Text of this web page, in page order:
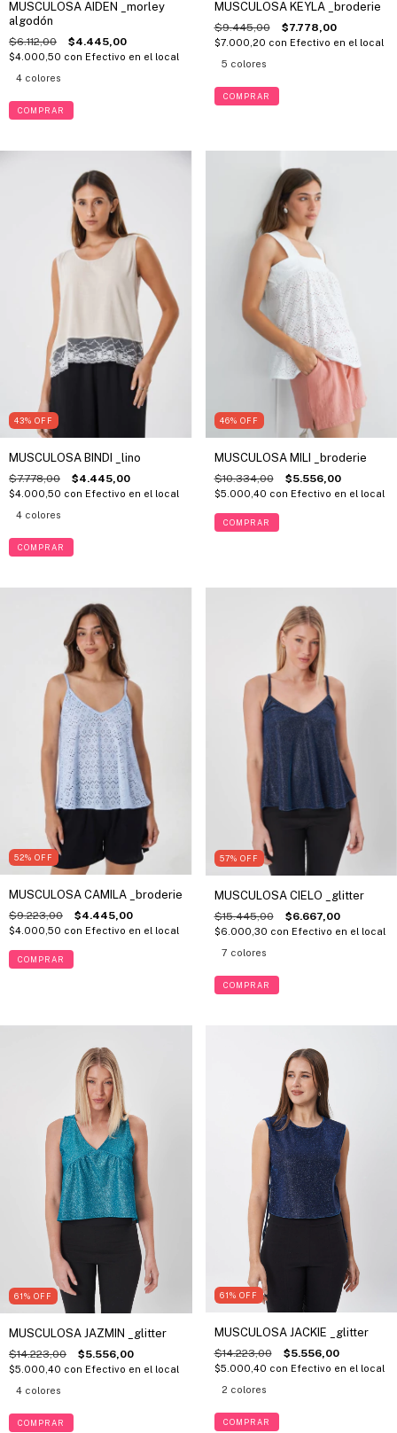
MUSCULOSA AIDEN _morley
algodón
$6.112,00 $4.445,00
$4.000,50 con Efectivo en el local
4 colores
COMPRAR
MUSCULOSA KEYLA _broderie
$9.445,00 $7.778,00
$7.000,20 con Efectivo en el local
5 colores
COMPRAR
43% OFF
MUSCULOSA BINDI _lino
$7.778,00 $4.445,00
$4.000,50 con Efectivo en el local
4 colores
COMPRAR
46% OFF
MUSCULOSA MILI _broderie
$10.334,00 $5.556,00
$5.000,40 con Efectivo en el local
COMPRAR
52% OFF
MUSCULOSA CAMILA _broderie
$9.223,00 $4.445,00
$4.000,50 con Efectivo en el local
COMPRAR
57% OFF
MUSCULOSA CIELO _glitter
$15.445,00 $6.667,00
$6.000,30 con Efectivo en el local
7 colores
COMPRAR
61% OFF
MUSCULOSA JAZMIN _glitter
$14.223,00 $5.556,00
$5.000,40 con Efectivo en el local
4 colores
COMPRAR
61% OFF
MUSCULOSA JACKIE _glitter
$14.223,00 $5.556,00
$5.000,40 con Efectivo en el local
2 colores
COMPRAR